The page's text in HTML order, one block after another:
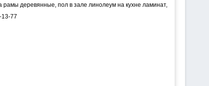
деревянные, пол в зале линолеум на кухне ламинат,
13-77